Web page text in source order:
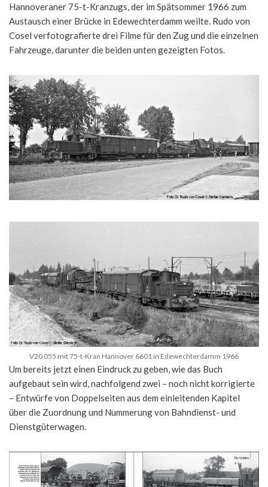
Hannoveraner 75-t-Kranzugs, der im Spätsommer 1966 zum
Austausch einer Brücke in Edewechterdamm weilte. Rudo von
Cosel verfotografierte drei Filme für den Zug und die einzelnen
Fahrzeuge, darunter die beiden unten gezeigten Fotos.
V20 055 mit 75-t-Kran Hannover 6601 in Edewechterdamm 1966
Um bereits jetzt einen Eindruck zu geben, wie das Buch
aufgebaut sein wird, nachfolgend zwei – noch nicht korrigierte
– Entwürfe von Doppelseiten aus dem einleitenden Kapitel
über die Zuordnung und Nummerung von Bahndienst- und
Dienstgüterwagen.